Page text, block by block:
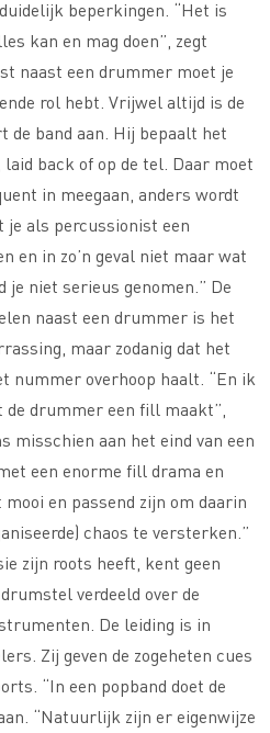
beperkingen. “Het is
kan en mag doen”, zegt
naast een drummer moet je
rol hebt. Vrijwel altijd is de
band aan. Hij bepaalt het
back of op de tel. Daar moet
in meegaan, anders wordt
je als percussionist een
en in zo’n geval niet maar wat
je niet serieus genomen.” De
naast een drummer is het
maar zodanig dat het
nummer overhoop haalt. “En ik
drummer een fill maakt”,
misschien aan het eind van een
een enorme fill drama en
en passend zijn om daarin
chaos te versterken.”
zijn roots heeft, kent geen
verdeeld over de
De leiding is in
Zij geven de zogeheten cues
“In een popband doet de
“Natuurlijk zijn er eigenwijze